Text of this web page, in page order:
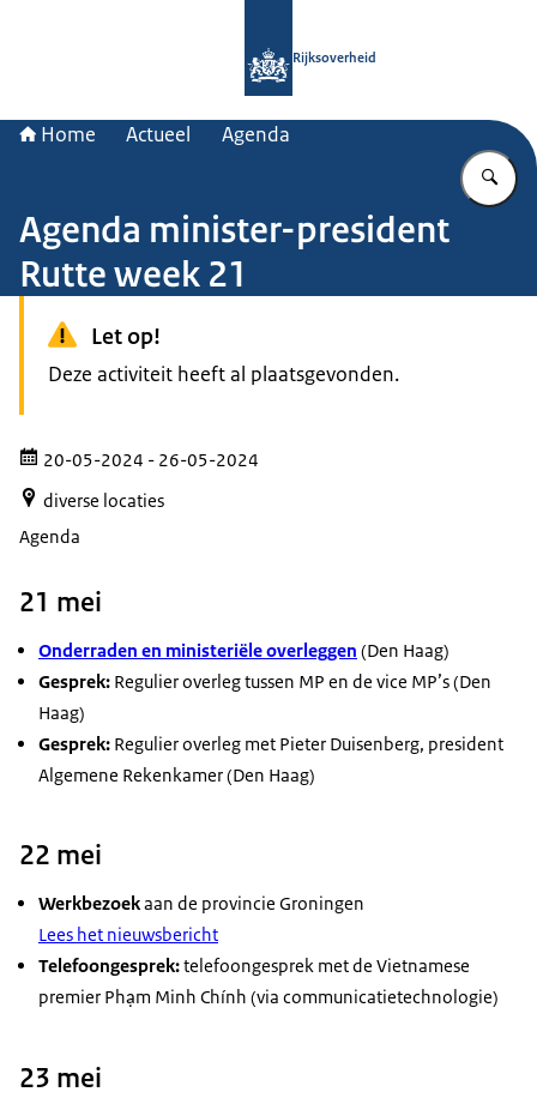
Rijksoverheid
Home Actueel Agenda
Agenda minister-president
Rutte week 21
Let op!
Deze activiteit heeft al plaatsgevonden.
20-05-2024 - 26-05-2024
diverse locaties
Agenda
21 mei
Onderraden en ministeriële overleggen (Den Haag)
Gesprek: Regulier overleg tussen MP en de vice MP’s (Den
Haag)
Gesprek: Regulier overleg met Pieter Duisenberg, president
Algemene Rekenkamer (Den Haag)
22 mei
Werkbezoekaan de provincie Groningen
Lees het nieuwsbericht
Telefoongesprek:telefoongesprek met de Vietnamese
premier Phạm Minh Chính (via communicatietechnologie)
23 mei